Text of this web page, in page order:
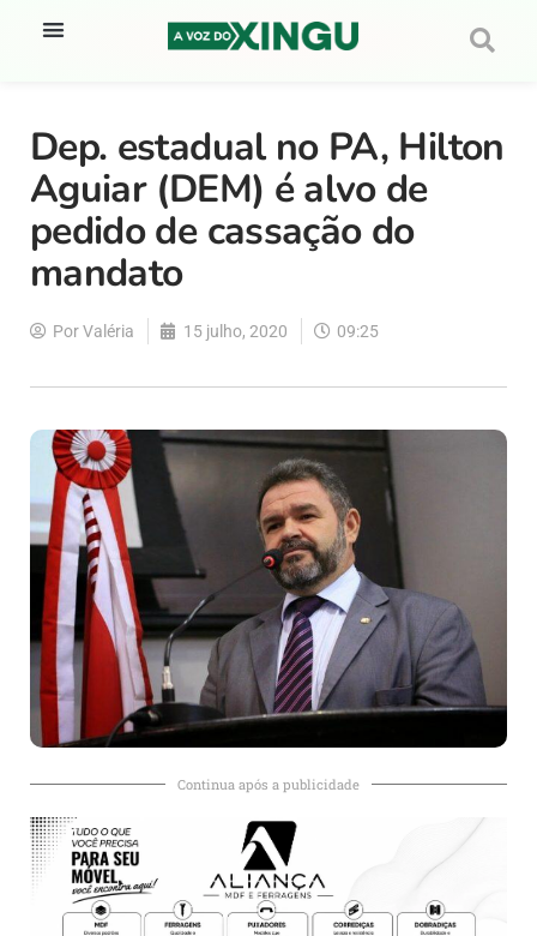
Dep. estadual no PA, Hilton
Aguiar (DEM) é alvo de
pedido de cassação do
mandato
PorValéria 15 julho, 2020 09:25
Continua após a publicidade